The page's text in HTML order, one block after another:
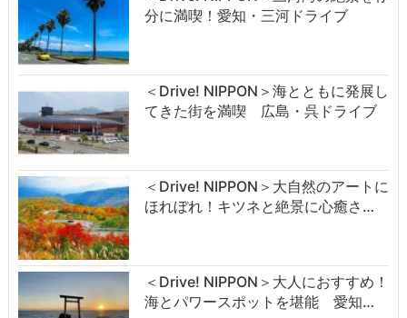
分に満喫！愛知・三河ドライブ
＜Drive! NIPPON＞海とともに発展し
てきた街を満喫 広島・呉ドライブ
＜Drive! NIPPON＞大自然のアートに
ほれぼれ！キツネと絶景に心癒さ…
＜Drive! NIPPON＞大人におすすめ！
海とパワースポットを堪能 愛知…